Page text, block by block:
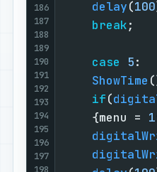
186
187
188
189
190
191
192
193
194
195
196
197
198
delay(100
break
case 5
ShowTime
if(
    {menu =
1